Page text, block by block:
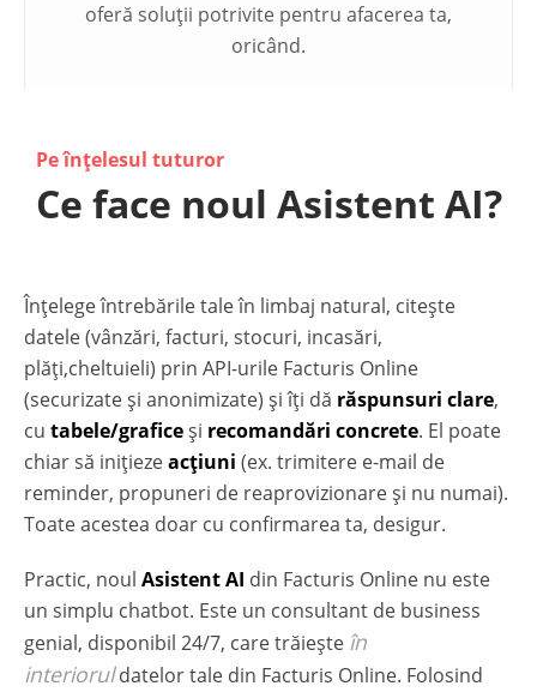
oferă soluții potrivite pentru afacerea ta,
oricând.
Pe înțelesul tuturor
Ce face noul Asistent AI?
Înțelege întrebările tale în limbaj natural, citește
datele (vânzări, facturi, stocuri, incasări,
plăți,cheltuieli) prin API-urile Facturis Online
(securizate și anonimizate) și îți dă răspunsuri clare,
cutabele/graficeși recomandări concrete. El poate
chiar să inițiezeacțiuni (ex. trimitere e-mail de
reminder, propuneri de reaprovizionare și nu numai).
Toate acestea doar cu confirmarea ta, desigur.
Practic, noulAsistent AI din Facturis Online nu este
un simplu chatbot. Este un consultant de business
genial, disponibil 24/7, care trăiește în
interioruldatelor tale din Facturis Online. Folosind